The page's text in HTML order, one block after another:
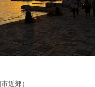
近郊）